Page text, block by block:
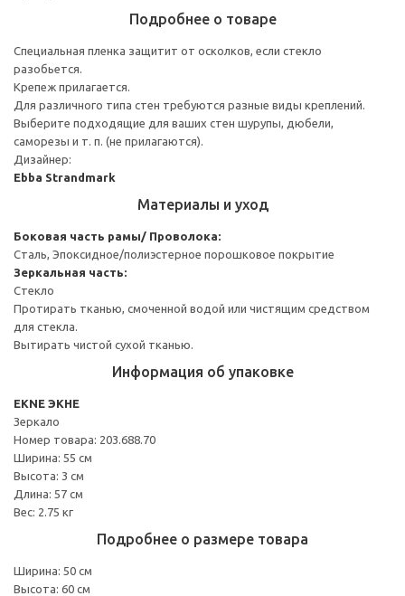
Подробнее о товаре
Специальная пленка защитит от осколков, если стекло
разобьется.
Крепеж прилагается.
Для различного типа стен требуются разные виды креплений.
Выберите подходящие для ваших стен шурупы, дюбели,
саморезы и т. п. (не прилагаются).
Дизайнер:
Ebba Strandmark
Материалы и уход
Боковая часть рамы/ Проволока:
Сталь, Эпоксидное/полиэстерное порошковое покрытие
Зеркальная часть:
Стекло
Протирать тканью, смоченной водой или чистящим средством
для стекла.
Вытирать чистой сухой тканью.
Информация об упаковке
EKNE ЭКНЕ
Зеркало
Номер товара: 203.688.70
Ширина: 55 см
Высота: 3 см
Длина: 57 см
Вес: 2.75 кг
Подробнее о размере товара
Ширина: 50 см
Высота: 60 см